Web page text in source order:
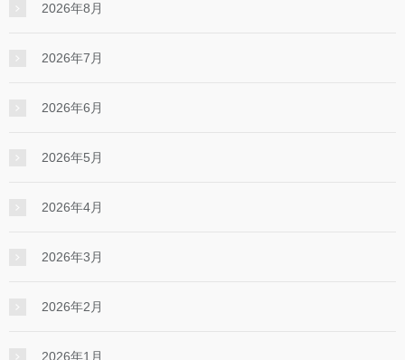
2026年8月
2026年7月
2026年6月
2026年5月
2026年4月
2026年3月
2026年2月
2026年1月